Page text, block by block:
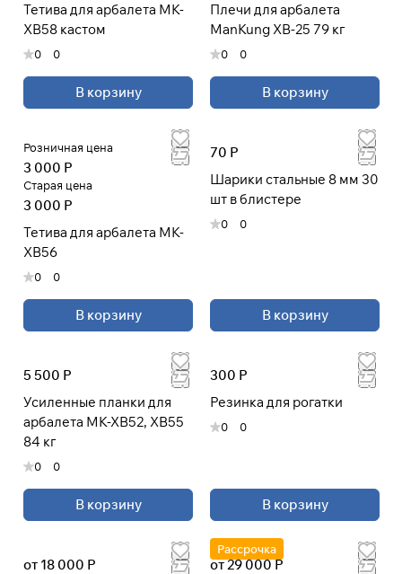
Тетива для арбалета MK-
XB58 кастом
0 0
В корзину
Плечи для арбалета
ManKung XB-25 79 кг
0 0
В корзину
Розничная цена
3 000 Р
Старая цена
3 000 Р
Тетива для арбалета MK-
XB56
0 0
В корзину
70 Р
Шарики стальные 8 мм 30
шт в блистере
0 0
В корзину
5 500 Р
Усиленные планки для
арбалета MK-XB52, XB55
84 кг
0 0
В корзину
300 Р
Резинка для рогатки
0 0
В корзину
от 18 000 Р
Рассрочка
от 29 000 Р